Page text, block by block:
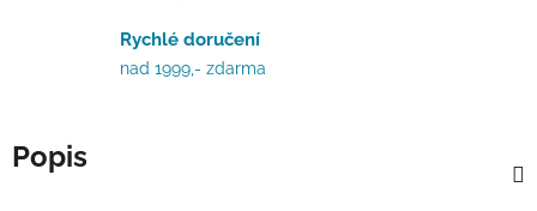
Rychlé doručení
nad 1999,- zdarma
Popis